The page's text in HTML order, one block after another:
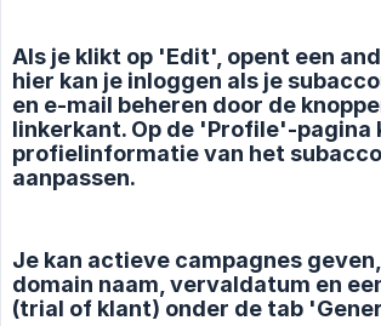
Als je klikt op 'Edit', opent een
hier kan je inloggen als je
en e-mail beheren door de
linkerkant. Op de 'Profile'-pagina
profielinformatie van het
aanpassen.
Je kan actieve campagnes
domain naam, vervaldatum en
(trial of klant) onder de tab